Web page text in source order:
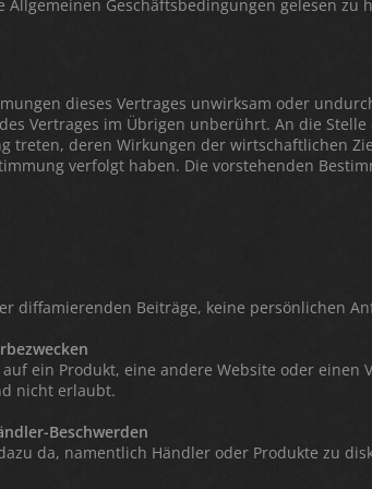
Allgemeinen Geschäftsbedingungen gelesen
dieses Vertrages unwirksam oder
Vertrages im Übrigen unberührt. An die
treten, deren Wirkungen der wirtschaftlichen
verfolgt haben. Die vorstehenden
diffamierenden Beiträge, keine persönlichen
ein Produkt, eine andere Website oder
nicht erlaubt.
Beschwerden
da, namentlich Händler oder Produkte zu